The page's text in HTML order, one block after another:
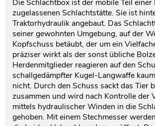
Die Schlachtbox ist der mobile Teil einer
zugelassenen Schlachtstätte. Sie ist
Traktorhydraulik angebaut. Das
seiner gewohnten Umgebung, auf der
Kopfschuss betäubt, der um ein
präziser wirkt als der sonst übliche
Herdenmitglieder reagieren auf den
schallgedämpfter Kugel-Langwaffe
nicht. Durch den Schuss sackt das Tier
zusammen und wird nach Kontrolle der
mittels hydraulischer Winden in die
gehoben. Mit einem Stechmesser